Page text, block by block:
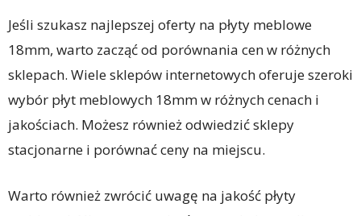
Jeśli szukasz najlepszej oferty na płyty meblowe
18mm, warto zacząć od porównania cen w różnych
sklepach. Wiele sklepów internetowych oferuje szeroki
wybór płyt meblowych 18mm w różnych cenach i
jakościach. Możesz również odwiedzić sklepy
stacjonarne i porównać ceny na miejscu.
Warto również zwrócić uwagę na jakość płyty